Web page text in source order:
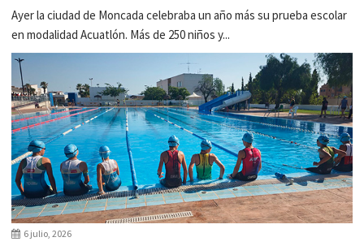
Ayer la ciudad de Moncada celebraba un año más su prueba escolar
en modalidad Acuatlón. Más de 250 niños y...
6 julio, 2026